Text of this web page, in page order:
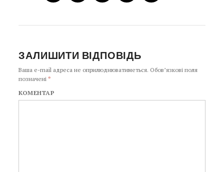
ЗАЛИШИТИ ВІДПОВІДЬ
Ваша e-mail адреса не оприлюднюватиметься. Обов’язкові поля
позначені*
КОМЕНТАР